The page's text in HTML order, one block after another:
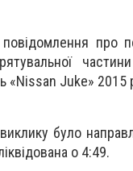
про
«Nissan Juke» 2015
було
о 4:49.